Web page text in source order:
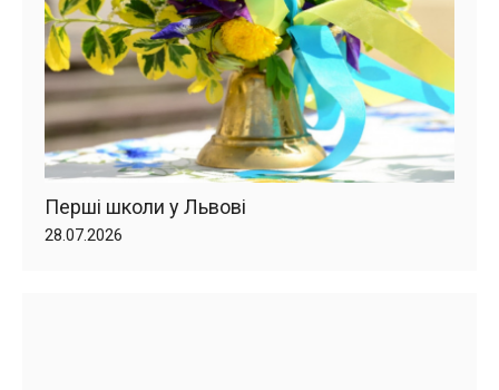
Перші школи у Львові
28.07.2026